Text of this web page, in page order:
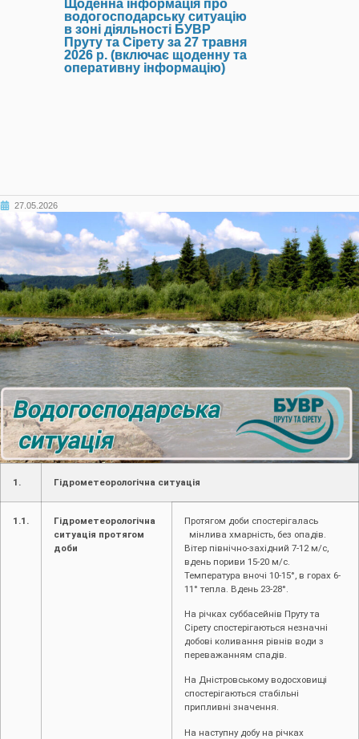
Щоденна інформація про
водогосподарську ситуацію
в зоні діяльності БУВР
Пруту та Сірету за 27 травня
2026 р. (включає щоденну та
оперативну інформацію)
27.05.2026
1. Гідрометеорологічна ситуація
1.1.
Гідрометеорологічна
ситуація протягом
доби
Протягом доби спостерігалась
мінлива хмарність, без опадів.
Вітер північно-західний 7-12 м/с,
вдень пориви 15-20 м/с.
Температура вночі 10-15°, в горах 6-
11° тепла. Вдень 23-28°.
На річках суббасейнів Пруту та
Сірету спостерігаються незначні
добові коливання рівнів води з
переважанням спадів.
На Дністровському водосховищі
спостерігаються стабільні
припливні значення.
На наступну добу на річках